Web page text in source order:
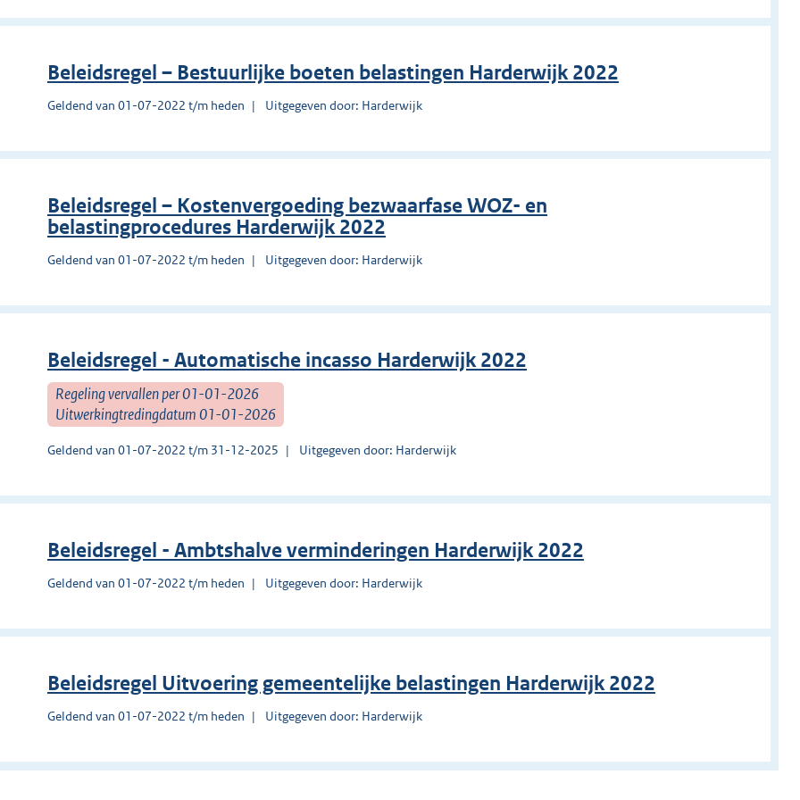
Beleidsregel – Bestuurlijke boeten belastingen Harderwijk 2022
Geldend van 01-07-2022 t/m heden Uitgegeven door: Harderwijk
Beleidsregel – Kostenvergoeding bezwaarfase WOZ- en
belastingprocedures Harderwijk 2022
Geldend van 01-07-2022 t/m heden Uitgegeven door: Harderwijk
Beleidsregel - Automatische incasso Harderwijk 2022
Regeling vervallen per 01-01-2026
Uitwerkingtredingdatum 01-01-2026
Geldend van 01-07-2022 t/m 31-12-2025 Uitgegeven door: Harderwijk
Beleidsregel - Ambtshalve verminderingen Harderwijk 2022
Geldend van 01-07-2022 t/m heden Uitgegeven door: Harderwijk
Beleidsregel Uitvoering gemeentelijke belastingen Harderwijk 2022
Geldend van 01-07-2022 t/m heden Uitgegeven door: Harderwijk